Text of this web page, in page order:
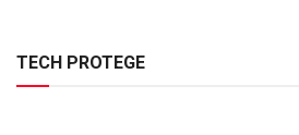
TECH PROTEGE